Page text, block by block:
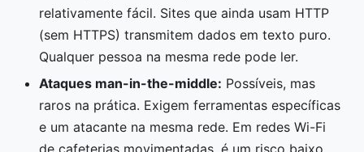
relativamente fácil. Sites que ainda usam HTTP
(sem HTTPS) transmitem dados em texto puro.
Qualquer pessoa na mesma rede pode ler.
Ataques man-in-the-middle: Possíveis, mas
raros na prática. Exigem ferramentas específicas
e um atacante na mesma rede. Em redes Wi-Fi
de cafeterias movimentadas, é um risco baixo